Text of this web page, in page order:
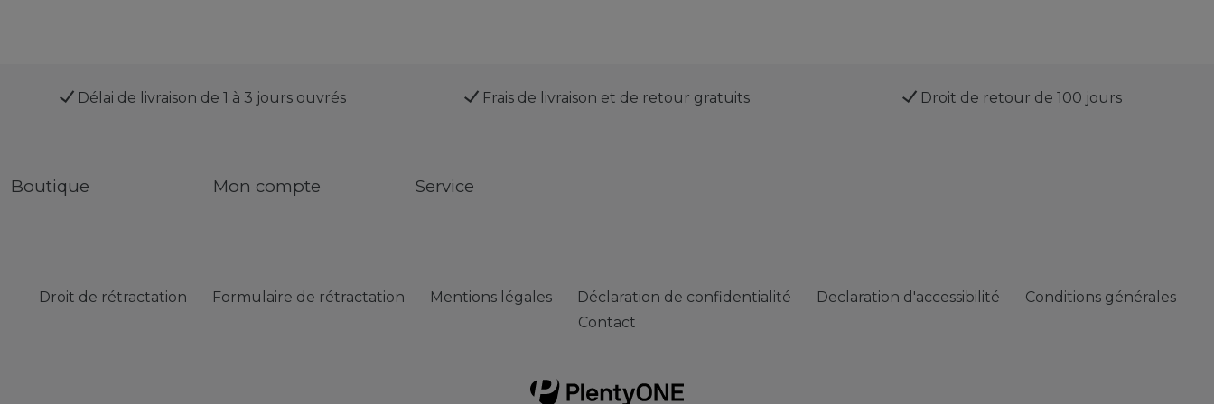
Délai de livraison de 1 à 3 jours ouvrés Frais de livraison et de retour gratuits Droit de retour de 100 jours
Boutique Mon compte Service
Droit de rétractation Formulaire de rétractation Mentions légales Déclaration de confidentialité Declaration d'accessibilité
Conditions générales
Contact